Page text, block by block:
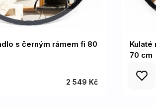
s černým rámem fi 80
2 549 Kč
Kulaté
70 cm